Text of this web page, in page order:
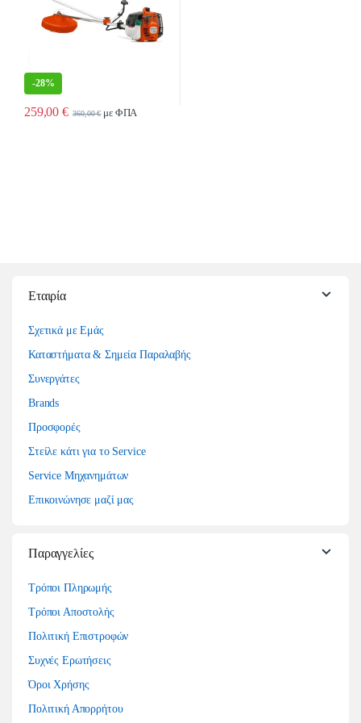
-28%
259,00€ 360,00€με ΦΠΑ
Εταιρία
Σχετικά με Εμάς
Καταστήματα & Σημεία Παραλαβής
Συνεργάτες
Brands
Προσφορές
Στείλε κάτι για το Service
Service Μηχανημάτων
Επικοινώνησε μαζί μας
Παραγγελίες
Τρόποι Πληρωμής
Τρόποι Αποστολής
Πολιτική Επιστροφών
Συχνές Ερωτήσεις
Όροι Χρήσης
Πολιτική Απορρήτου